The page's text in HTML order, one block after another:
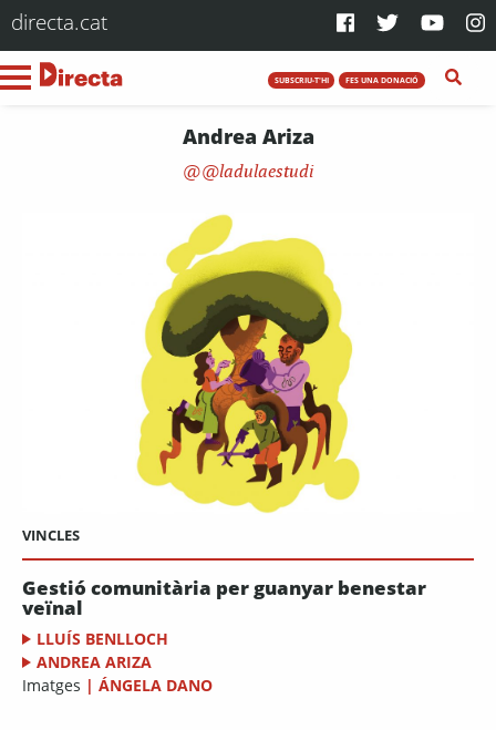
directa.cat
SUBSCRIU-T'HI FES UNA DONACIÓ
Andrea Ariza
@ladulaestudi
VINCLES
Gestió comunitària per guanyar benestar
veïnal
LLUÍS BENLLOCH
ANDREA ARIZA
Imatges | ÁNGELA DANO